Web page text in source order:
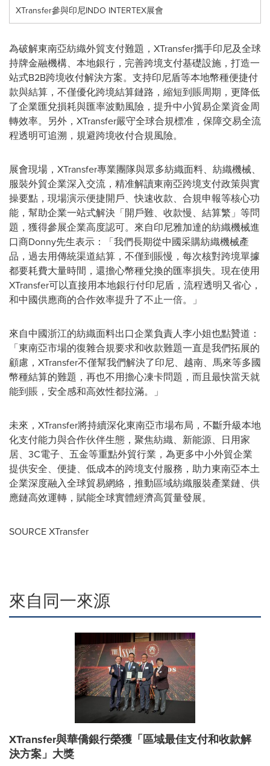
XTransfer參與印尼INDO INTERTEX展會
為破解東南亞紡織外貿支付難題，XTransfer攜手印尼及全球
持牌金融機構、本地銀行，完善跨境支付基礎設施，打造一
站式B2B跨境收付解決方案。支持印尼盾等本地幣種便捷付
款與結算，不僅優化跨境結算鏈路，縮短到賬周期，更降低
了企業匯兌損耗與匯率波動風險，提升中小貿易企業資金周
轉效率。另外，XTransfer嚴守全球合規標准，保障交易全流
程透明可追溯，規避跨境收付合規風險。
展會現場，XTransfer專業團隊與眾多紡織面料、紡織機械、
服裝外貿企業深入交流，精准解讀東南亞跨境支付政策與實
操要點，現場演示便捷開戶、快速收款、合規申報等核心功
能，幫助企業一站式解決「開戶難、收款慢、結算繁」等問
題，獲得參展企業高度認可。來自印尼雅加達的紡織機械進
口商Donny先生表示：「我們長期從中國采購紡織機械產
品，過去用傳統渠道結算，不僅到賬慢，每次核對跨境單據
都要耗費大量時間，還擔心幣種兌換的匯率損失。現在使用
XTransfer可以直接用本地銀行付印尼盾，流程透明又省心，
和中國供應商的合作效率提升了不止一倍。」
來自中國浙江的紡織面料出口企業負責人李小姐也點贊道：
「東南亞市場的復雜合規要求和收款難題一直是我們拓展的
顧慮，XTransfer不僅幫我們解決了印尼、越南、馬來等多國
幣種結算的難題，再也不用擔心凍卡問題，而且最快當天就
能到賬，安全感和高效性都拉滿。」
未來，XTransfer將持續深化東南亞市場布局，不斷升級本地
化支付能力與合作伙伴生態，聚焦紡織、新能源、日用家
居、3C電子、五金等重點外貿行業，為更多中小外貿企業
提供安全、便捷、低成本的跨境支付服務，助力東南亞本土
企業深度融入全球貿易網絡，推動區域紡織服裝產業鏈、供
應鏈高效運轉，賦能全球實體經濟高質量發展。
SOURCE XTransfer
來自同一來源
XTransfer與華僑銀行榮獲「區域最佳支付和收款解
決方案」大獎